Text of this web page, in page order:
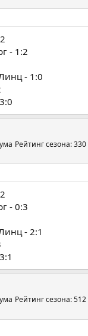
- 1:2
- 1:0
Рейтинг сезона: 330
- 0:3
- 2:1
Рейтинг сезона: 512